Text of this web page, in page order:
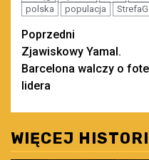
polska
populacja
Zobacz
wpisy
Poprzedni
Zjawiskowy Yamal.
Barcelona walczy o
lidera
WIĘCEJ